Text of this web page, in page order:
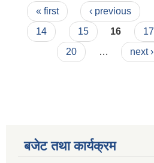
Pages
« first ‹ previous
14
15 16 17
20
… next ›
बजेट तथा कार्यक्रम